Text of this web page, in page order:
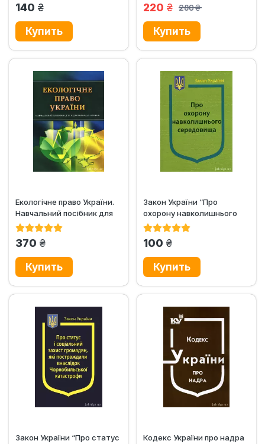
140 грн. 280
грн.
220 грн.
Екологічне право України.
Навчальний посібник для
підготовки до іспитів
370 грн.
Закон України “Про
охорону навколишнього
природного середовища”
100 грн.
Закон України “Про статус Кодекс України про надра